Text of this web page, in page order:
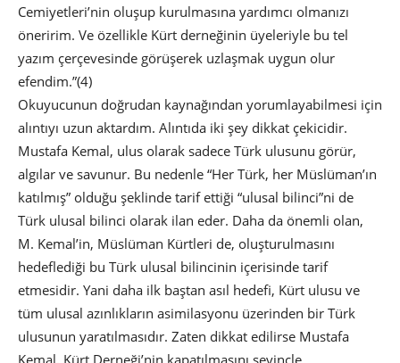
Cemiyetleri’nin oluşup kurulmasına yardımcı olmanızı
öneririm. Ve özellikle Kürt derneğinin üyeleriyle bu tel
yazım çerçevesinde görüşerek uzlaşmak uygun olur
efendim.”(4)
Okuyucunun doğrudan kaynağından yorumlayabilmesi için
alıntıyı uzun aktardım. Alıntıda iki şey dikkat çekicidir.
Mustafa Kemal, ulus olarak sadece Türk ulusunu görür,
algılar ve savunur. Bu nedenle “Her Türk, her Müslüman’ın
katılmış” olduğu şeklinde tarif ettiği “ulusal bilinci”ni de
Türk ulusal bilinci olarak ilan eder. Daha da önemli olan,
M. Kemal’in, Müslüman Kürtleri de, oluşturulmasını
hedeflediği bu Türk ulusal bilincinin içerisinde tarif
etmesidir. Yani daha ilk baştan asıl hedefi, Kürt ulusu ve
tüm ulusal azınlıkların asimilasyonu üzerinden bir Türk
ulusunun yaratılmasıdır. Zaten dikkat edilirse Mustafa
Kemal, Kürt Derneği’nin kapatılmasını sevinçle